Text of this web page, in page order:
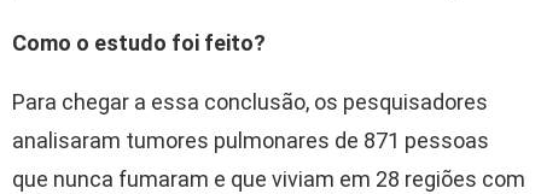
Como o estudo foi feito?
Para chegar a essa conclusão, os pesquisadores
analisaram tumores pulmonares de 871 pessoas
que nunca fumaram e que viviam em 28 regiões com